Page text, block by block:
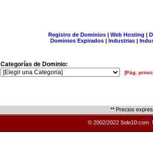
Registro de Dominios| Web Hosting |
Dominios Expirados | Industrias |
Categorías de Dominio:
[Pág.
** Precios
© 2002/2022 Solo10.com